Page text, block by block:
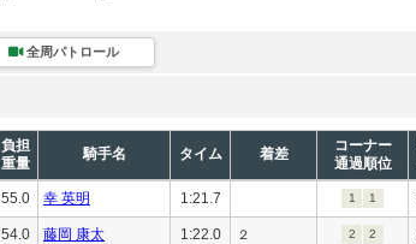
全周パトロール
負担
重量
騎手名 タイム 着差
コーナー
通過順位
55.0 幸 英明 1:21.7 1 1
54.0 藤岡 康太 1:22.0 ２ 2 2